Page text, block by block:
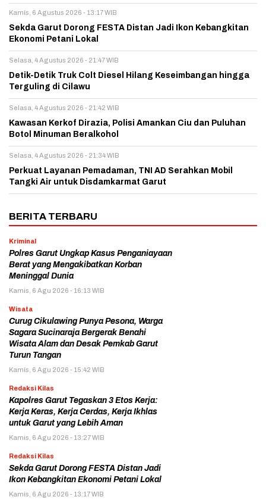
Kamis, 6 Agustus 2026 - 13:17 WIB
Sekda Garut Dorong FESTA Distan Jadi Ikon Kebangkitan
Ekonomi Petani Lokal
Selasa, 4 Agustus 2026 - 21:47 WIB
Detik-Detik Truk Colt Diesel Hilang Keseimbangan hingga
Terguling di Cilawu
Selasa, 4 Agustus 2026 - 21:42 WIB
Kawasan Kerkof Dirazia, Polisi Amankan Ciu dan Puluhan
Botol Minuman Beralkohol
Selasa, 4 Agustus 2026 - 21:34 WIB
Perkuat Layanan Pemadaman, TNI AD Serahkan Mobil
Tangki Air untuk Disdamkarmat Garut
BERITA TERBARU
Kriminal
Polres Garut Ungkap Kasus Penganiayaan
Berat yang Mengakibatkan Korban
Meninggal Dunia
Kamis, 6 Agu 2026 - 16:13 WIB
Wisata
Curug Cikulawing Punya Pesona, Warga
Sagara Sucinaraja Bergerak Benahi
Wisata Alam dan Desak Pemkab Garut
Turun Tangan
Kamis, 6 Agu 2026 - 15:42 WIB
Redaksi Kilas
Kapolres Garut Tegaskan 3 Etos Kerja:
Kerja Keras, Kerja Cerdas, Kerja Ikhlas
untuk Garut yang Lebih Aman
Kamis, 6 Agu 2026 - 13:27 WIB
Redaksi Kilas
Sekda Garut Dorong FESTA Distan Jadi
Ikon Kebangkitan Ekonomi Petani Lokal
Kamis, 6 Agu 2026 - 13:17 WIB